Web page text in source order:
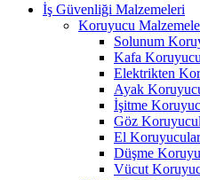
İş Güvenliği Malzemeleri
Koruyucu
Solunum
Kafa
Elektrikten
Ayak
İşitme
Göz
El Koruyucular
Düşme
Vücut